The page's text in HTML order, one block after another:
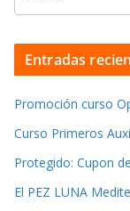
Entradas
Promoción curso
Curso Primeros
Protegido: Cupon
El PEZ LUNA